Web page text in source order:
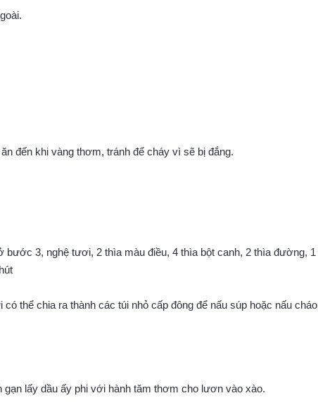
đến khi vàng thơm, tránh để cháy vì sẽ bị đắng.
bước 3, nghệ tươi, 2 thìa màu điều, 4 thìa bột canh, 2 thìa đường, 1
thể chia ra thành các túi nhỏ cấp đông để nấu súp hoặc nấu cháo
lấy dầu ấy phi với hành tăm thơm cho lươn vào xào.